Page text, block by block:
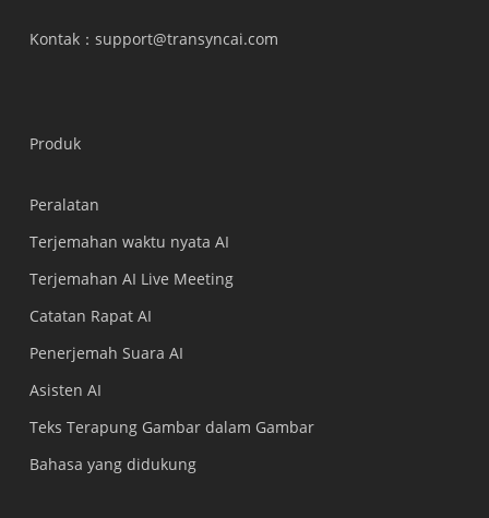
Kontak：support@transyncai.com
Produk
Peralatan
Terjemahan waktu nyata AI
Terjemahan AI Live Meeting
Catatan Rapat AI
Penerjemah Suara AI
Asisten AI
Teks Terapung Gambar dalam Gambar
Bahasa yang didukung